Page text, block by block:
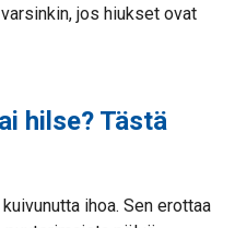
jos hiukset ovat
hilse? Tästä
ihoa. Sen erottaa